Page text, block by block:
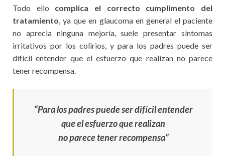
Todo ello complica el correcto cumplimento del
tratamiento , ya que en glaucoma en general el paciente
no aprecia ninguna mejoría, suele presentar síntomas
irritativos por los colirios, y para los padres puede ser
difícil entender que el esfuerzo que realizan no parece
tener recompensa.
“Para los padres puede ser difícil entender
que el esfuerzo que realizan
no parece tener recompensa”